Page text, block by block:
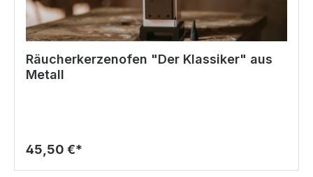
Räucherkerzenofen "Der Klassiker" aus
Metall
45,50 €*